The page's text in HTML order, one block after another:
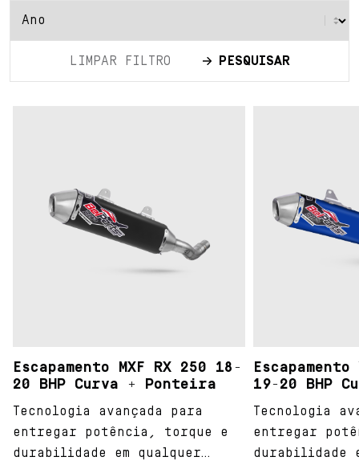
LIMPAR FILTRO PESQUISAR
Escapamento MXF RX 250 18-
20 BHP Curva + Ponteira
Tecnologia avançada para
entregar potência, torque e
durabilidade em qualquer
Escapamento
19-20 BHP
Tecnologia
entregar
durabilidade